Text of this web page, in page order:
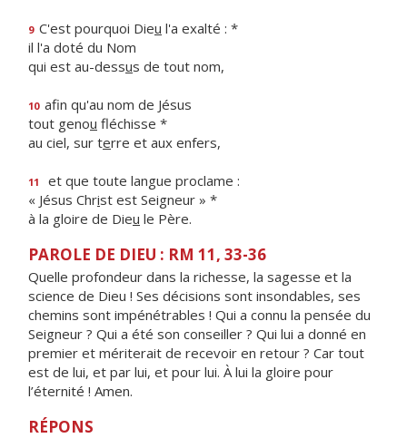
9 C'est pourquoi Dieu l'a exalté : *
il l'a doté du Nom
qui est au-dessus de tout nom,
10 afin qu'au nom de Jésus
tout genou fléchisse *
au ciel, sur terre et aux enfers,
11
et que toute langue proclame :
« Jésus Christ est Seigneur » *
à la gloire de Dieu le Père.
PAROLE DE DIEU : RM 11, 33-36
Quelle profondeur dans la richesse, la sagesse et la
science de Dieu ! Ses décisions sont insondables, ses
chemins sont impénétrables ! Qui a connu la pensée du
Seigneur ? Qui a été son conseiller ? Qui lui a donné en
premier et mériterait de recevoir en retour ? Car tout
est de lui, et par lui, et pour lui. À lui la gloire pour
l’éternité ! Amen.
RÉPONS